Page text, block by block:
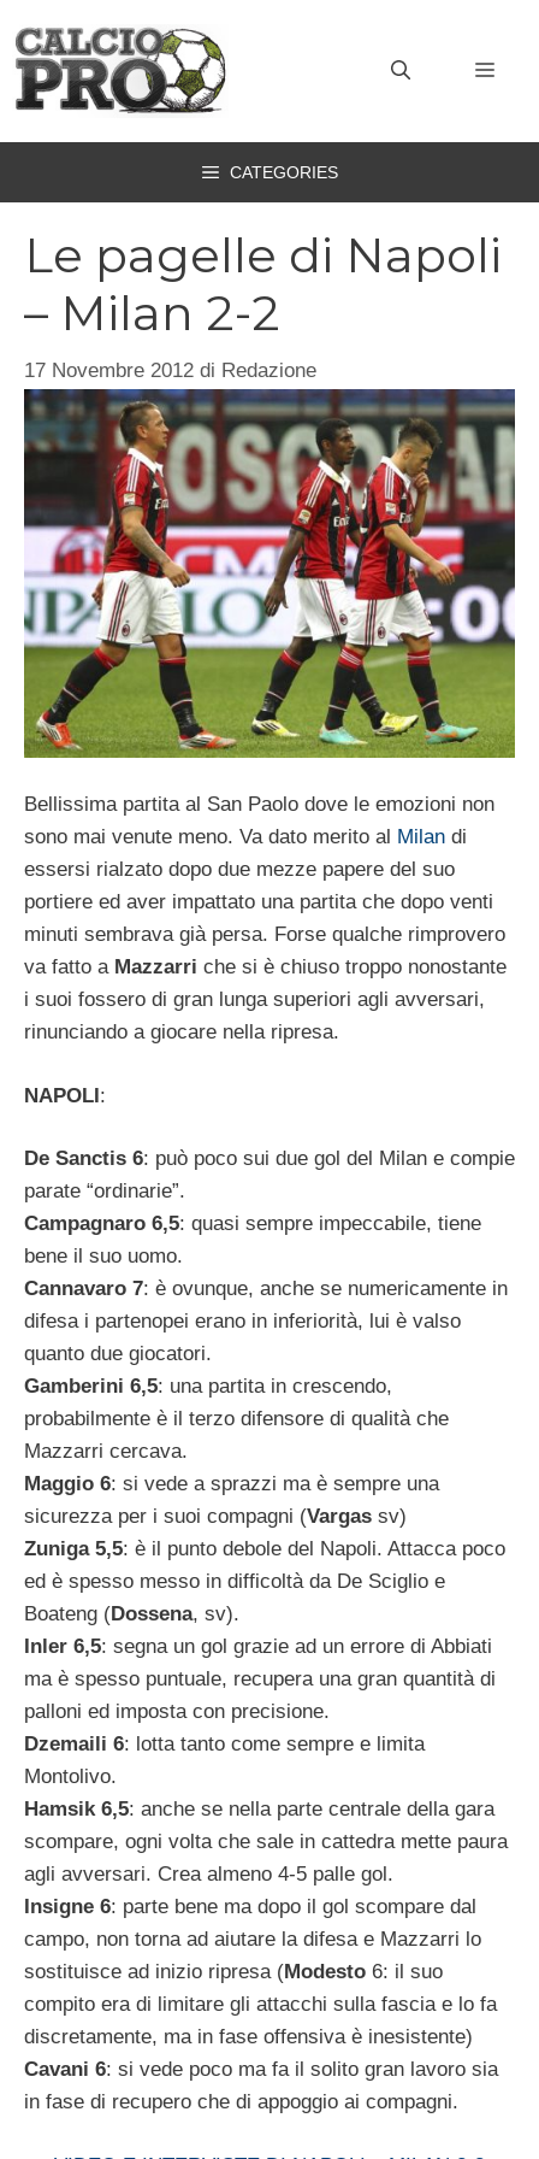
contenuto
CATEGORIES
Le pagelle di Napoli
– Milan 2-2
17 Novembre 2012 di Redazione
Bellissima partita al San Paolo dove le emozioni non
sono mai venute meno. Va dato merito al Milan di
essersi rialzato dopo due mezze papere del suo
portiere ed aver impattato una partita che dopo venti
minuti sembrava già persa. Forse qualche rimprovero
va fatto a Mazzarri che si è chiuso troppo nonostante
i suoi fossero di gran lunga superiori agli avversari,
rinunciando a giocare nella ripresa.
NAPOLI:
De Sanctis 6: può poco sui due gol del Milan e compie
parate “ordinarie”.
Campagnaro 6,5: quasi sempre impeccabile, tiene
bene il suo uomo.
Cannavaro 7: è ovunque, anche se numericamente in
difesa i partenopei erano in inferiorità, lui è valso
quanto due giocatori.
Gamberini 6,5: una partita in crescendo,
probabilmente è il terzo difensore di qualità che
Mazzarri cercava.
Maggio 6: si vede a sprazzi ma è sempre una
sicurezza per i suoi compagni (Vargas sv)
Zuniga 5,5: è il punto debole del Napoli. Attacca poco
ed è spesso messo in difficoltà da De Sciglio e
Boateng (Dossena, sv).
Inler 6,5: segna un gol grazie ad un errore di Abbiati
ma è spesso puntuale, recupera una gran quantità di
palloni ed imposta con precisione.
Dzemaili 6: lotta tanto come sempre e limita
Montolivo.
Hamsik 6,5: anche se nella parte centrale della gara
scompare, ogni volta che sale in cattedra mette paura
agli avversari. Crea almeno 4-5 palle gol.
Insigne 6: parte bene ma dopo il gol scompare dal
campo, non torna ad aiutare la difesa e Mazzarri lo
sostituisce ad inizio ripresa (Modesto 6: il suo
compito era di limitare gli attacchi sulla fascia e lo fa
discretamente, ma in fase offensiva è inesistente)
Cavani 6: si vede poco ma fa il solito gran lavoro sia
in fase di recupero che di appoggio ai compagni.